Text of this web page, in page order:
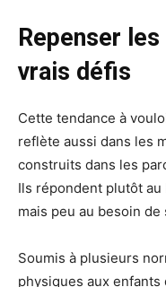
Repenser
vrais défis
Cette tendance à
reflète aussi dans les
construits dans les
Ils répondent plutôt
mais peu au besoin
Soumis à plusieurs
physiques aux enfants